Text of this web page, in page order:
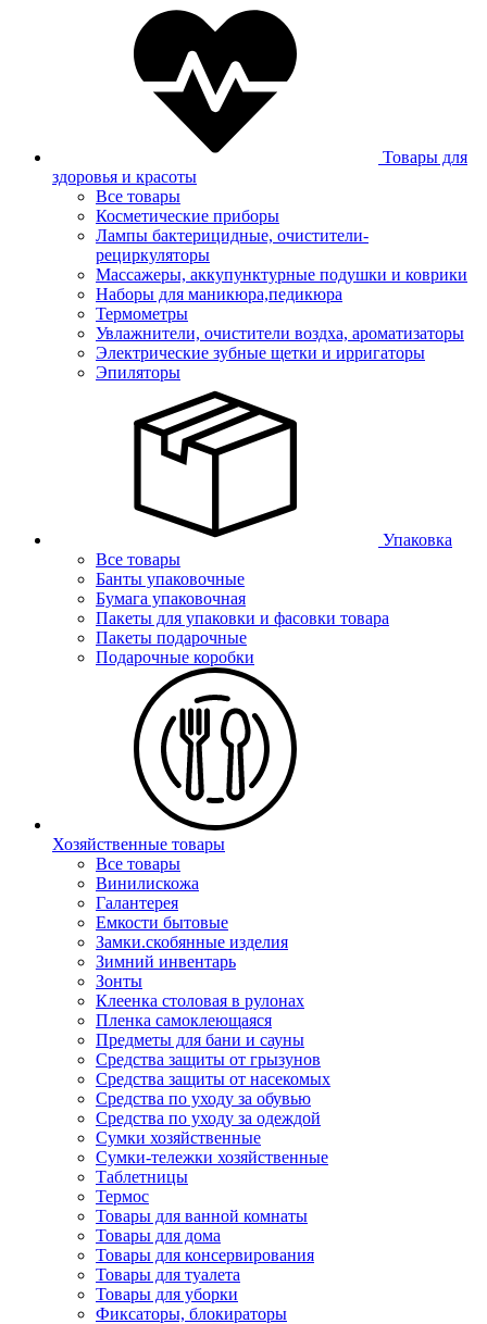
Товары для
здоровья и красоты
Все товары
Косметические приборы
Лампы бактерицидные, очистители-
рециркуляторы
Массажеры, аккупунктурные подушки и коврики
Наборы для маникюра,педикюра
Термометры
Увлажнители, очистители воздха, ароматизаторы
Электрические зубные щетки и ирригаторы
Эпиляторы
Упаковка
Все товары
Банты упаковочные
Бумага упаковочная
Пакеты для упаковки и фасовки товара
Пакеты подарочные
Подарочные коробки
Хозяйственные товары
Все товары
Винилискожа
Галантерея
Емкости бытовые
Замки.скобянные изделия
Зимний инвентарь
Зонты
Клеенка столовая в рулонах
Пленка самоклеющаяся
Предметы для бани и сауны
Средства защиты от грызунов
Средства защиты от насекомых
Средства по уходу за обувью
Средства по уходу за одеждой
Сумки хозяйственные
Сумки-тележки хозяйственные
Таблетницы
Термос
Товары для ванной комнаты
Товары для дома
Товары для консервирования
Товары для туалета
Товары для уборки
Фиксаторы, блокираторы